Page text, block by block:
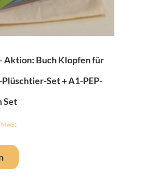
Aktion: Buch Klopfen für
Set + A1-PEP-
Set